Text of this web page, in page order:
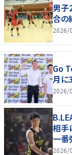
男子
合の
2026/
Go
月に
2026/
相手
一番
2026/